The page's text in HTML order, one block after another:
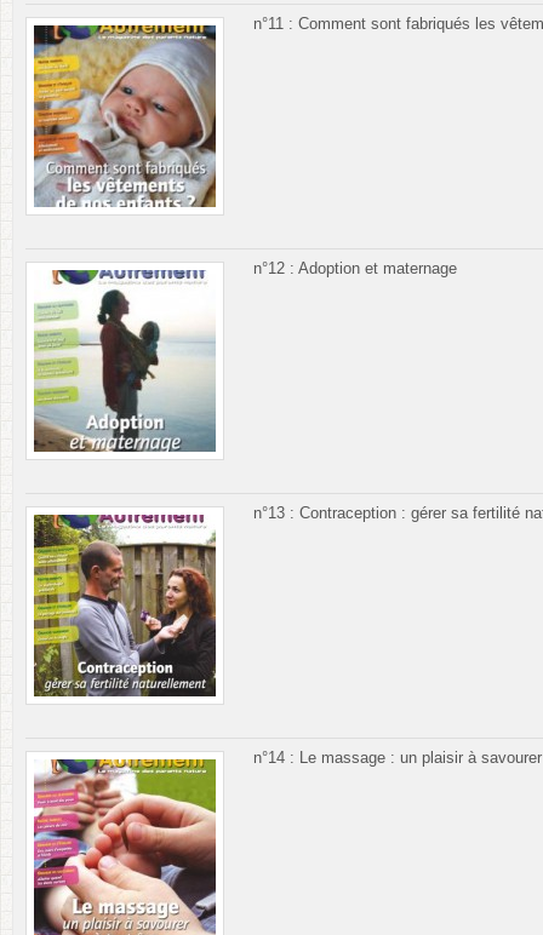
n°11 : Comment sont fabriqués les
n°12 : Adoption et maternage
n°13 : Contraception : gérer sa fertilité
n°14 : Le massage : un plaisir à